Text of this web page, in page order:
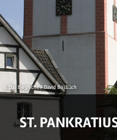
© Das Bergische / David Bosbach
ST.